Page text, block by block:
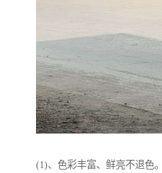
(1)、色彩丰富、鲜亮不退色。